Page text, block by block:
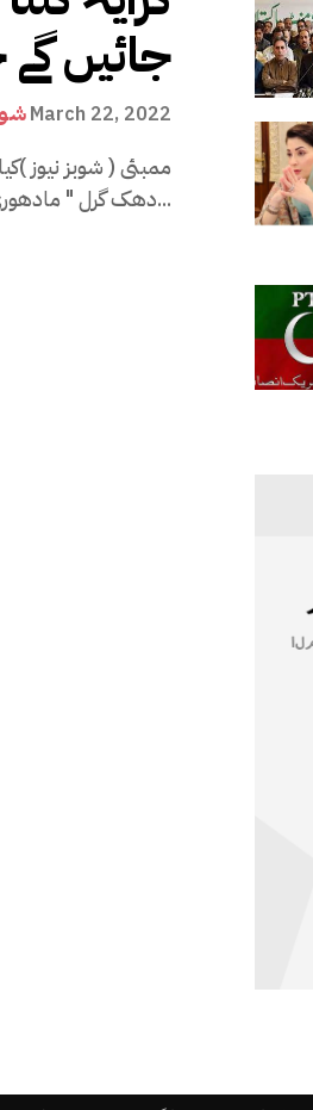
جائیں گے
March 22, 2022
ممبئی ( شوبز نیوز
دھک گرل " مادھوری ڈکشٹ امریکہ...